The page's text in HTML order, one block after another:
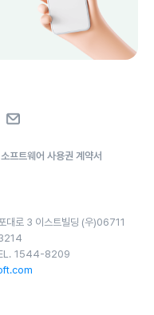
소프트웨어 사용권 계약서
대로 3 이스트빌딩 (우)06711
1544-8209